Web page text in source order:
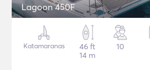
Lagoon 450F
Katamaranas
46 ft
14 m
10